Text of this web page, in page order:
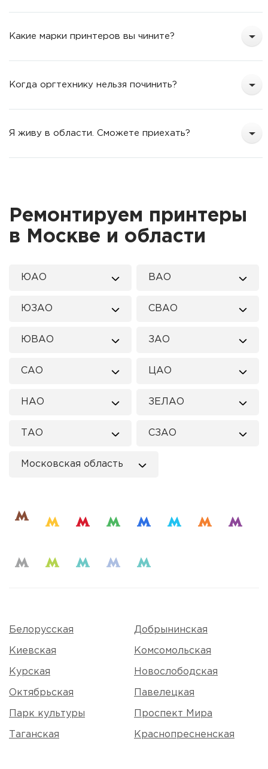
Какие марки принтеров вы чините?
Когда оргтехнику нельзя починить?
Я живу в области. Сможете приехать?
Ремонтируем принтеры
в Москве и области
ЮАО ВАО
ЮЗАО СВАО
ЮВАО ЗАО
САО ЦАО
НАО ЗЕЛАО
ТАО СЗАО
Московская область
Белорусская Добрынинская
Киевская Комсомольская
Курская Новослободская
Октябрьская Павелецкая
Парк культуры Проспект Мира
Таганская Краснопресненская